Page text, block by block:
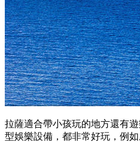
拉薩適合帶小孩玩的地方還有
型娛樂設備，都非常好玩，例